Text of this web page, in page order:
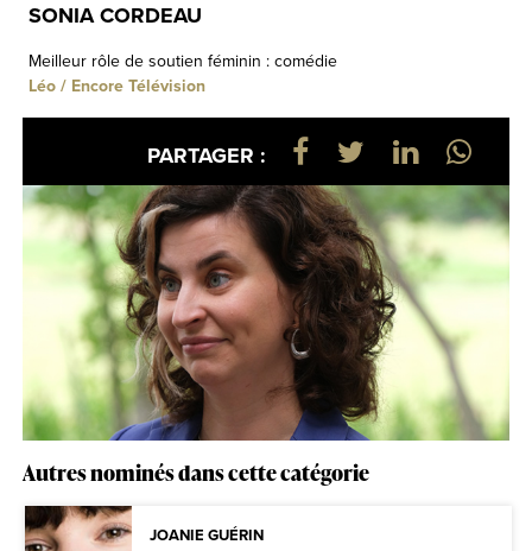
SONIA CORDEAU
Meilleur rôle de soutien féminin : comédie
Léo / Encore Télévision
PARTAGER :
Autres nominés dans cette catégorie
JOANIE GUÉRIN